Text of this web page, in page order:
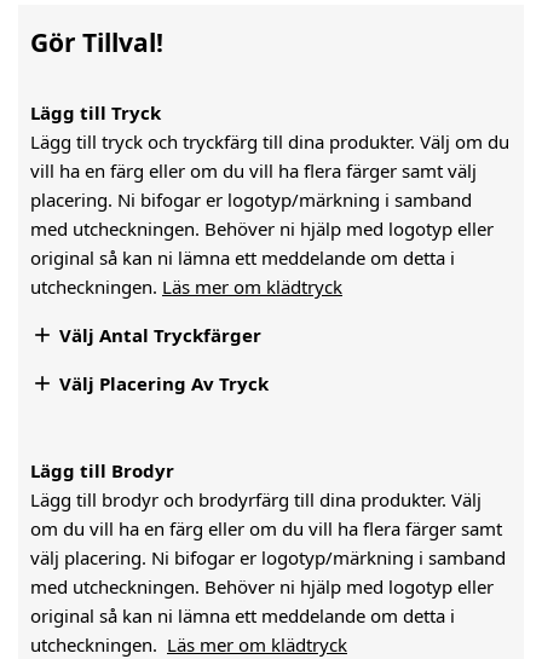
Gör Tillval!
Lägg till Tryck
Lägg till tryck och tryckfärg till dina produkter. Välj om du
vill ha en färg eller om du vill ha flera färger samt välj
placering. Ni bifogar er logotyp/märkning i samband
med utcheckningen. Behöver ni hjälp med logotyp eller
original så kan ni lämna ett meddelande om detta i
utcheckningen. Läs mer om klädtryck
 Välj Antal Tryckfärger
 Välj Placering Av Tryck
Lägg till Brodyr
Lägg till brodyr och brodyrfärg till dina produkter. Välj
om du vill ha en färg eller om du vill ha flera färger samt
välj placering. Ni bifogar er logotyp/märkning i samband
med utcheckningen. Behöver ni hjälp med logotyp eller
original så kan ni lämna ett meddelande om detta i
utcheckningen. Läs mer om klädtryck